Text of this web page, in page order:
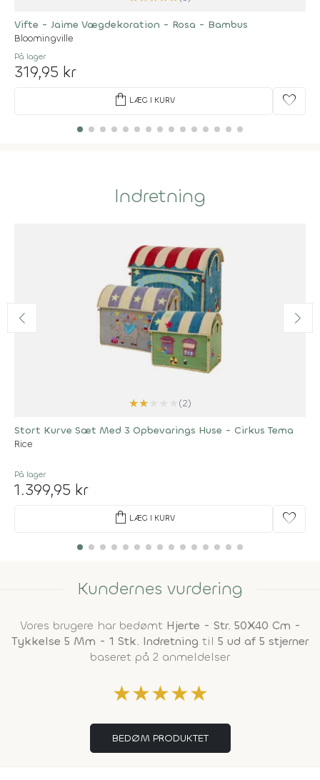
Vifte - Jaime Vægdekoration - Rosa - Bambus
Bloomingville
På lager
319,95 kr
shopping_bag LÆG I KURV favorite
Indretning
★★
(2)
Stort Kurve Sæt Med 3 Opbevarings Huse - Cirkus Tema
Rice
På lager
1.399,95 kr
shopping_bag LÆG I KURV favorite
Kundernes vurdering
Vores brugere har bedømt Hjerte - Str. 50X40 Cm -
Tykkelse 5 Mm - 1 Stk. Indretning til 5 ud af 5 stjerner
baseret på 2 anmeldelser
★★★★★
BEDØM PRODUKTET